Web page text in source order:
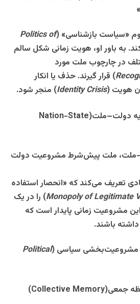
»
«سیاست بازشناسی» (
Politics of
به باور او، هویت زمانی شکل سالم
در چارچوب ملت مورد
) قرار گیرند. حذف یا انکار
هویت (
Identity Crisis
) منجر شود.
دولت–ملت (Nation-State
ملت پیش‌شرط مشروعیت دولت
تعریف می‌کند که «انحصار استفاده
Monopoly of Legitimate
) را در یک
مشروعیت زمانی پایدار است که
باشند.
مشروعیت‌بخشی سیاسی (
Political
جمعی(Collective Memory)